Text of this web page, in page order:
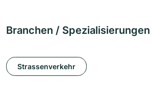
Branchen / Spezialisierungen
Strassenverkehr